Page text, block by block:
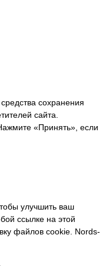
сохранения
сайта.
«Принять», если
улучшить ваш
ссылке на этой
файлов cookie. Nords-